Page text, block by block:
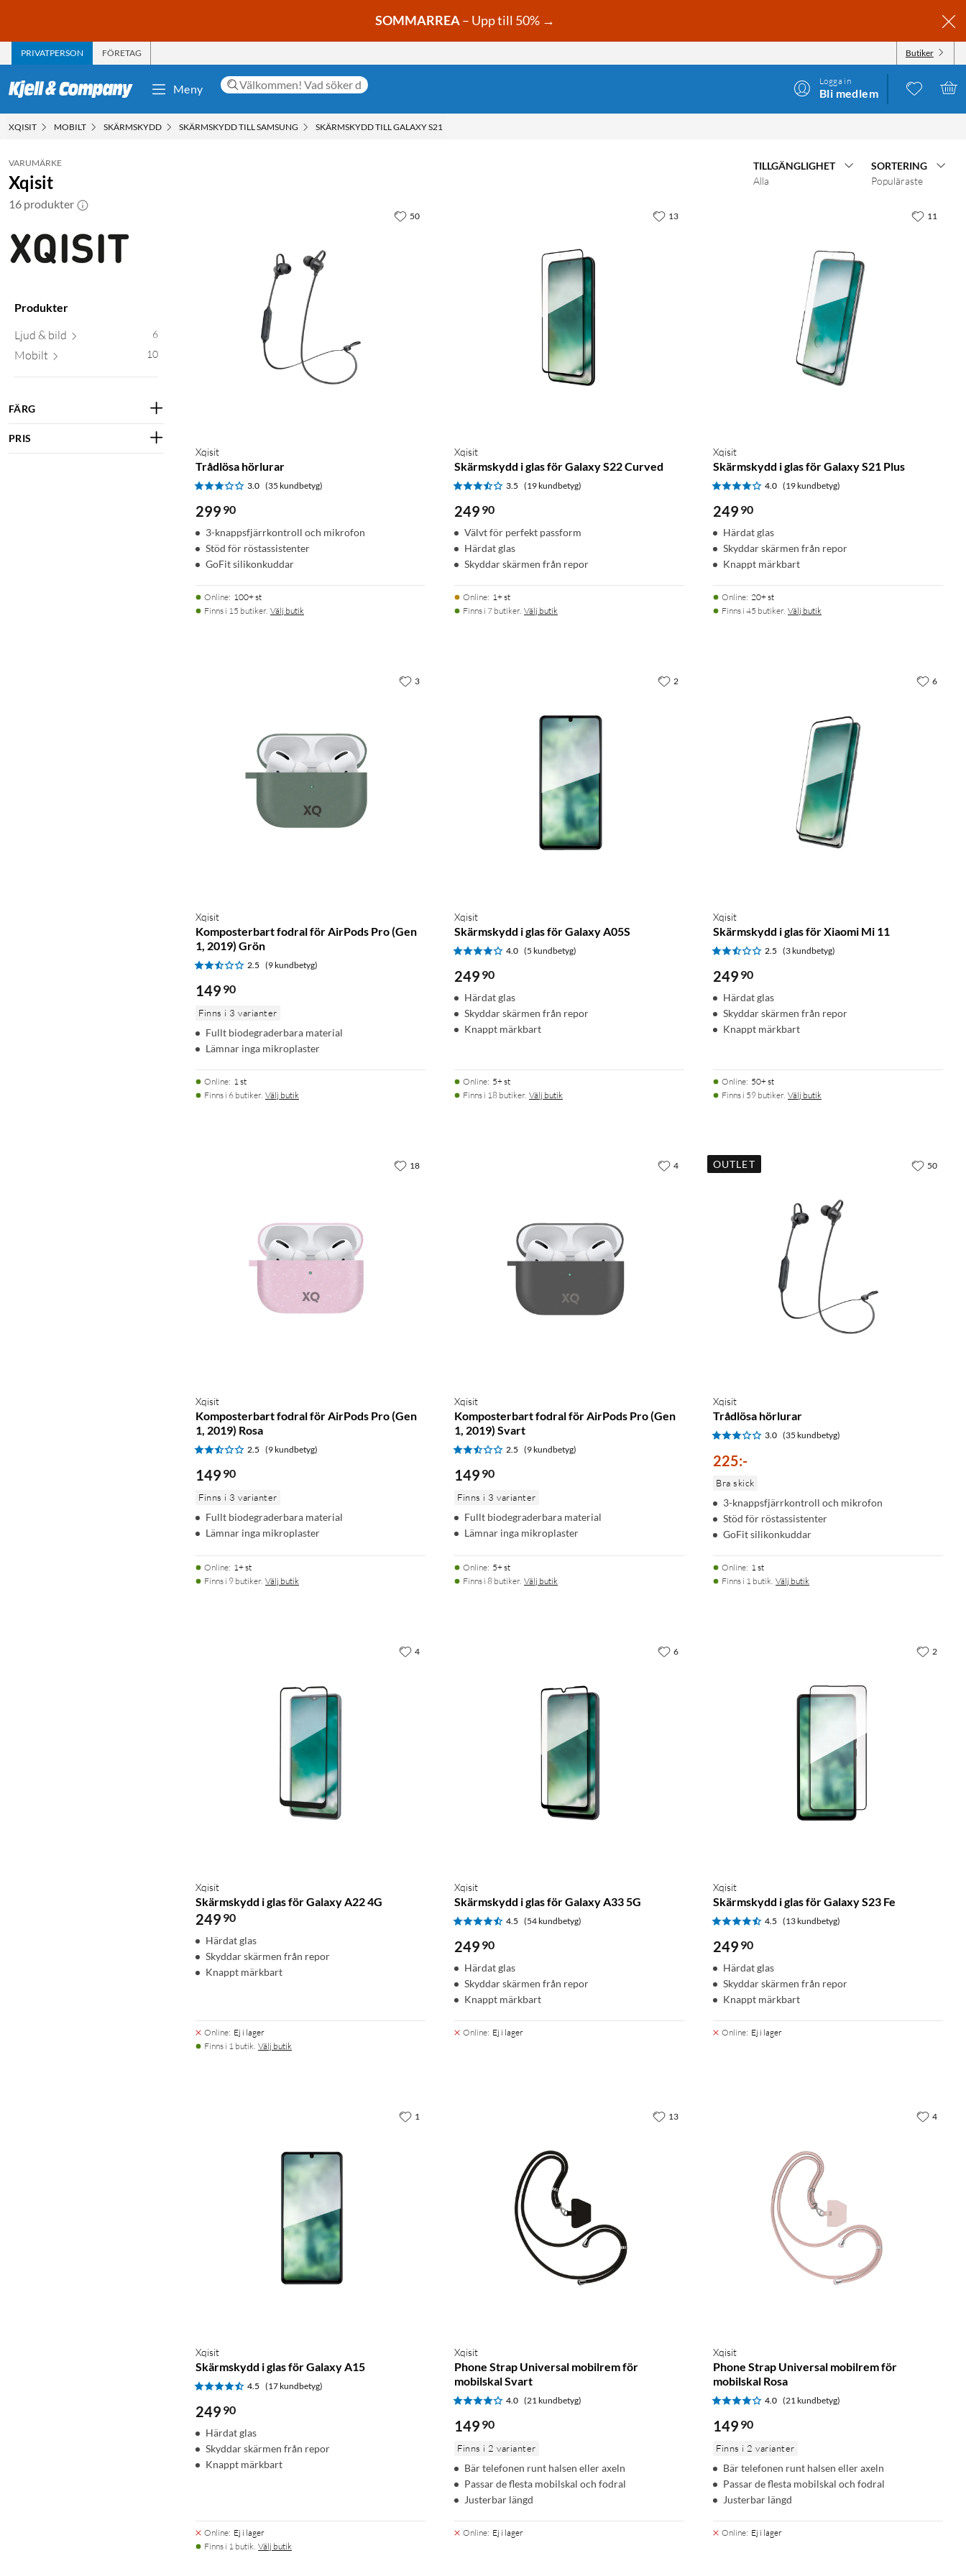
SOMMARREA– Upp till 50% →
PRIVATPERSON FÖRETAG Butiker
Meny
Logga in
Bli medlem
XQISIT MOBILT SKÄRMSKYDD SKÄRMSKYDD TILL SAMSUNG SKÄRMSKYDD TILL GALAXY S21
VARUMÄRKE
Xqisit
16 produkter
Produkter
Ljud & bild 6
Mobilt 10
FÄRG
PRIS
TILLGÄNGLIGHET
Alla
SORTERING
Populäraste
Xqisit
Trådlösa hörlurar
3.0 (35 kundbetyg)
299 90
3-knappsfjärrkontroll och mikrofon
Stöd för röstassistenter
GoFit silikonkuddar
Online: 100+ st
Finns i 15 butiker. Välj butik
50
Xqisit
Skärmskydd i glas för Galaxy S22 Curved
3.5 (19 kundbetyg)
249 90
Välvt för perfekt passform
Härdat glas
Skyddar skärmen från repor
Online: 1+ st
Finns i 7 butiker. Välj butik
13
Xqisit
Skärmskydd i glas för Galaxy S21 Plus
4.0 (19 kundbetyg)
249 90
Härdat glas
Skyddar skärmen från repor
Knappt märkbart
Online: 20+ st
Finns i 45 butiker. Välj butik
11
Xqisit
Komposterbart fodral för AirPods Pro (Gen
1, 2019) Grön
2.5 (9 kundbetyg)
149 90
Finns i 3 varianter
Fullt biodegraderbara material
Lämnar inga mikroplaster
Online: 1 st
Finns i 6 butiker. Välj butik
3
Xqisit
Skärmskydd i glas för Galaxy A05S
4.0 (5 kundbetyg)
249 90
Härdat glas
Skyddar skärmen från repor
Knappt märkbart
Online: 5+ st
Finns i 18 butiker. Välj butik
2
Xqisit
Skärmskydd i glas för Xiaomi Mi 11
2.5 (3 kundbetyg)
249 90
Härdat glas
Skyddar skärmen från repor
Knappt märkbart
Online: 50+ st
Finns i 59 butiker. Välj butik
6
Xqisit
Komposterbart fodral för AirPods Pro (Gen
1, 2019) Rosa
2.5 (9 kundbetyg)
149 90
Finns i 3 varianter
Fullt biodegraderbara material
Lämnar inga mikroplaster
Online: 1+ st
Finns i 9 butiker. Välj butik
18
Xqisit
Komposterbart fodral för AirPods Pro (Gen
1, 2019) Svart
2.5 (9 kundbetyg)
149 90
Finns i 3 varianter
Fullt biodegraderbara material
Lämnar inga mikroplaster
Online: 5+ st
Finns i 8 butiker. Välj butik
4 OUTLET
Xqisit
Trådlösa hörlurar
3.0 (35 kundbetyg)
225:-
Bra skick
3-knappsfjärrkontroll och mikrofon
Stöd för röstassistenter
GoFit silikonkuddar
Online: 1 st
Finns i 1 butik. Välj butik
50
Xqisit
Skärmskydd i glas för Galaxy A22 4G
249 90
Härdat glas
Skyddar skärmen från repor
Knappt märkbart
Online: Ej i lager
Finns i 1 butik. Välj butik
4
Xqisit
Skärmskydd i glas för Galaxy A33 5G
4.5 (54 kundbetyg)
249 90
Härdat glas
Skyddar skärmen från repor
Knappt märkbart
Online: Ej i lager
6
Xqisit
Skärmskydd i glas för Galaxy S23 Fe
4.5 (13 kundbetyg)
249 90
Härdat glas
Skyddar skärmen från repor
Knappt märkbart
Online: Ej i lager
2
Xqisit
Skärmskydd i glas för Galaxy A15
4.5 (17 kundbetyg)
249 90
Härdat glas
Skyddar skärmen från repor
Knappt märkbart
Online: Ej i lager
Finns i 1 butik. Välj butik
1
Xqisit
Phone Strap Universal mobilrem för
mobilskal Svart
4.0 (21 kundbetyg)
149 90
Finns i 2 varianter
Bär telefonen runt halsen eller axeln
Passar de flesta mobilskal och fodral
Justerbar längd
Online: Ej i lager
13
Xqisit
Phone Strap Universal mobilrem för
mobilskal Rosa
4.0 (21 kundbetyg)
149 90
Finns i 2 varianter
Bär telefonen runt halsen eller axeln
Passar de flesta mobilskal och fodral
Justerbar längd
Online: Ej i lager
4